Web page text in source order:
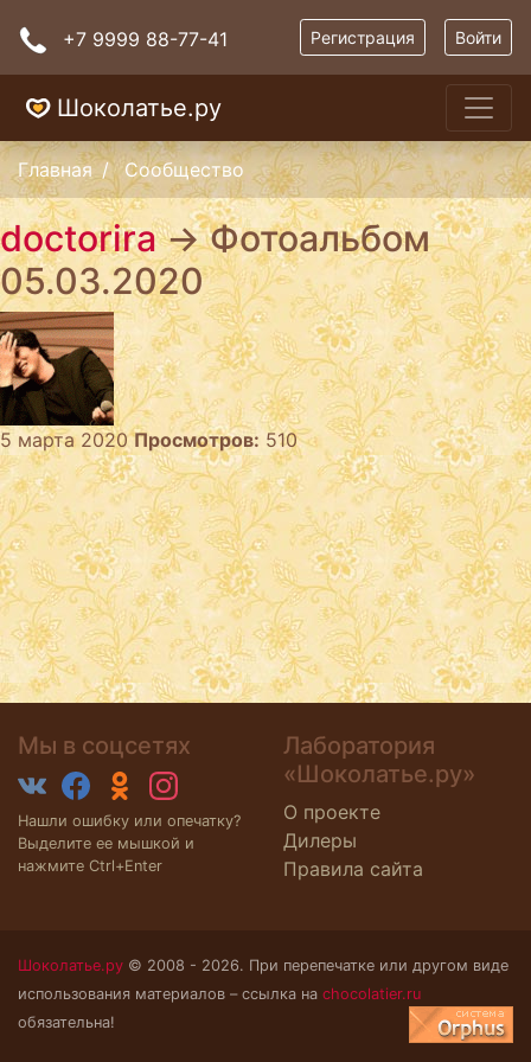
+7 9999 88-77-41 Регистрация Войти
Шоколатье.ру
Главная Сообщество
doctorira→ Фотоальбом
05.03.2020
5 марта 2020 Просмотров: 510
Мы в соцсетях
Нашли ошибку или опечатку?
Выделите ее мышкой и
нажмите Ctrl+Enter
Лаборатория
«Шоколатье.ру»
О проекте
Дилеры
Правила сайта
Шоколатье.ру © 2008 - 2026. При перепечатке или другом виде
использования материалов – ссылка на chocolatier.ru
обязательна!